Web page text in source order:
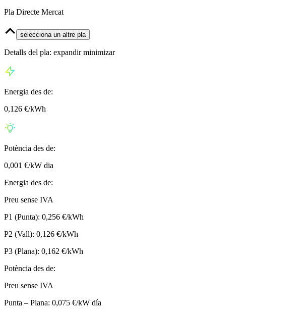
Pla Directe Mercat
selecciona un altre pla
Detalls del pla: expandir minimizar
Energia des de:
0,126 €/kWh
Potència des de:
0,001 €/kW dia
Energia des de:
Preu sense IVA
P1 (Punta): 0,256 €/kWh
P2 (Vall): 0,126 €/kWh
P3 (Plana): 0,162 €/kWh
Potència des de:
Preu sense IVA
Punta – Plana: 0,075 €/kW día